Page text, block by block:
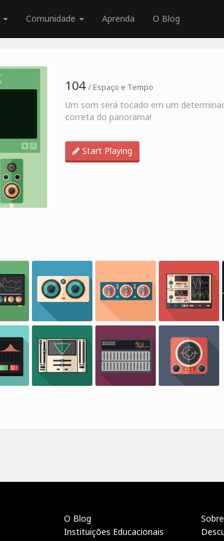
Comunidade Aprenda O Blog
104 / Espaço e Tempo
Um som será tocado em um
correta do panorama!
Start Playing
O Blog
Instituições Educacionais